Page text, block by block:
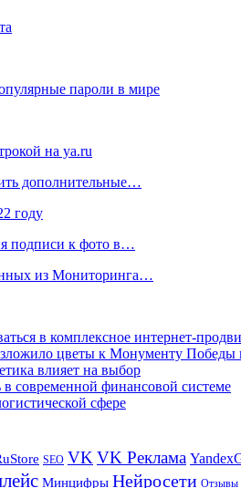
пароли в мире
на ya.ru
дополнительные…
году
подписи к фото в…
из Мониторинга…
в комплексное интернет-
цветы к Монументу
влияет на выбор
современной финансовой системе
сфере
SEO VK VK Реклама
Минцифры Нейросети Отзывы